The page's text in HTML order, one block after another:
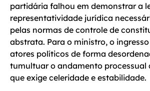
partidária falhou em demonstrar a
representatividade jurídica
pelas normas de controle de
abstrata. Para o ministro, o
atores políticos de forma
tumultuar o andamento processual
que exige celeridade e estabilidade.